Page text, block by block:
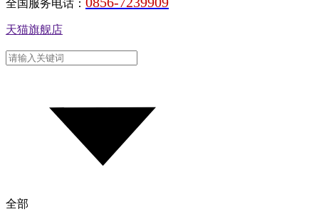
全国服务电话：
天猫旗舰店
全部